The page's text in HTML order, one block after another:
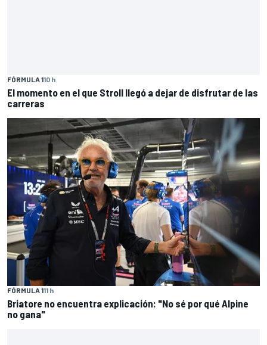
FÓRMULA 110 h
El momento en el que Stroll llegó a dejar de disfrutar de las
carreras
FÓRMULA 111 h
Briatore no encuentra explicación: "No sé por qué Alpine
no gana"